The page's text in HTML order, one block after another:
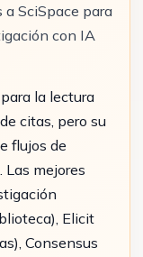
SciSpace para
con IA
la lectura
citas, pero su
flujos de
mejores
Elicit
Consensus